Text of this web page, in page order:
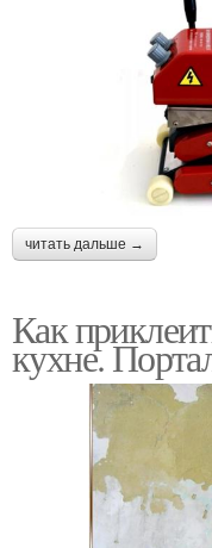
читать дальше →
Как
кухне.